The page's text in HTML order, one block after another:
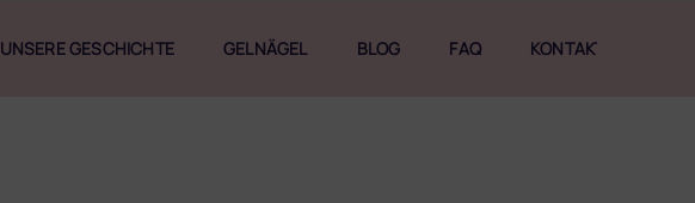
UNSERE GESCHICHTE GELNÄGEL BLOG FAQ KONTAKT